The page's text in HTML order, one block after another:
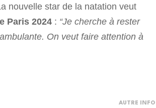
nouvelle star de la natation veut
Paris 2024 : “Je cherche à rester
On veut faire attention à
AUTRE INFO